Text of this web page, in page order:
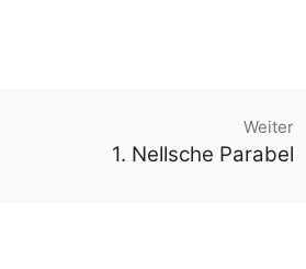
Weiter
1. Nellsche Parabel